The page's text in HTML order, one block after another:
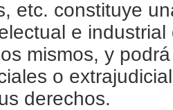
etc. constituye
e
mismos, y
o
derechos.